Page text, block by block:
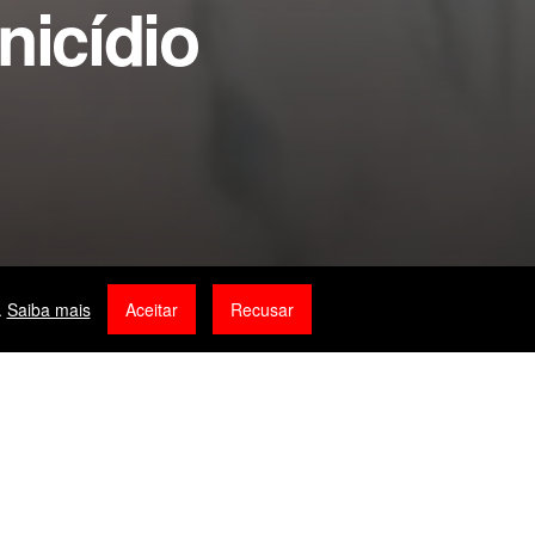
0 0
Saiba mais Aceitar Recusar